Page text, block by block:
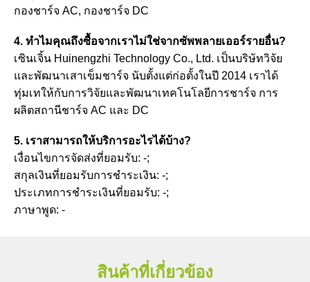
กองชาร์จ AC, กองชาร์จ DC
4. ทำไมคุณถึงซื้อจากเราไม่ใช่จากซัพพลายเออร์รายอื่น?
เซินเจิ้น Huinengzhi Technology Co., Ltd. เป็นบริษัทวิจัย
และพัฒนาเสาเข็มชาร์จ นับตั้งแต่ก่อตั้งในปี 2014 เราได้
ทุ่มเทให้กับการวิจัยและพัฒนาเทคโนโลยีการชาร์จ การ
ผลิตสถานีชาร์จ AC และ DC
5. เราสามารถให้บริการอะไรได้บ้าง?
เงื่อนไขการจัดส่งที่ยอมรับ: -;
สกุลเงินที่ยอมรับการชำระเงิน: -;
ประเภทการชำระเงินที่ยอมรับ: -;
ภาษาพูด: -
สินค้าที่เกี่ยวข้อง